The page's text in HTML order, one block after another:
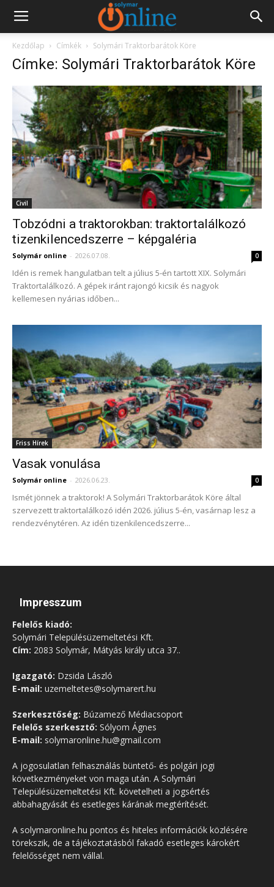
Kezdőlap Címkék Solymári Traktorbarátok Köre
Címke: Solymári Traktorbarátok Köre
Civil
Tobzódni a traktorokban: traktortalálkozó
tizenkilencedszerre – képgaléria
Solymár online - 2026.07.08. 0
Idén is remek hangulatban telt a július 5-én tartott XIX. Solymári
Traktortalálkozó. A gépek iránt rajongó kicsik és nagyok
kellemesen nyárias időben...
Friss Hírek
Vasak vonulása
Solymár online - 2026.06.23. 0
Ismét jönnek a traktorok! A Solymári Traktorbarátok Köre által
szervezett traktortalálkozó idén 2026. július 5-én, vasárnap lesz a
rendezvénytéren. Az idén tizenkilencedszerre...
Impresszum
Felelős kiadó:
Solymári Településüzemeltetési Kft.
Cím: 2083 Solymár, Mátyás király utca 37..
Igazgató: Dzsida László
E-mail: uzemeltetes@solymarert.hu
Szerkesztőség: Búzamező Médiacsoport
Felelős szerkesztő: Sólyom Ágnes
E-mail: solymaronline.hu@gmail.com
A jogosulatlan felhasználás büntető- és polgári jogi
következményeket von maga után. A Solymári
Településüzemeltetési Kft. követelheti a jogsértés
abbahagyását és esetleges kárának megtérítését.
A solymaronline.hu pontos és hiteles információk közlésére
törekszik, de a tájékoztatásból fakadó esetleges károkért
felelősséget nem vállal.